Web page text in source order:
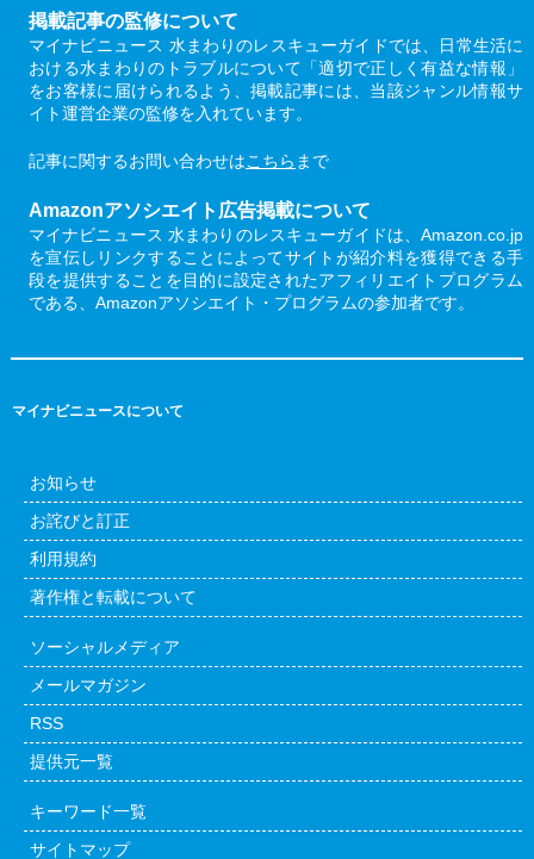
掲載記事の監修について
マイナビニュース 水まわりのレスキューガイドでは、日常生活に
おける水まわりのトラブルについて「適切で正しく有益な情報」
をお客様に届けられるよう、掲載記事には、当該ジャンル情報サ
イト運営企業の監修を入れています。
記事に関するお問い合わせはこちら まで
Amazonアソシエイト広告掲載について
マイナビニュース 水まわりのレスキューガイドは、Amazon.co.jp
を宣伝しリンクすることによってサイトが紹介料を獲得できる手
段を提供することを目的に設定されたアフィリエイトプログラム
である、Amazonアソシエイト・プログラムの参加者です。
マイナビニュースについて
お知らせ
お詫びと訂正
利用規約
著作権と転載について
ソーシャルメディア
メールマガジン
RSS
提供元一覧
キーワード一覧
サイトマップ